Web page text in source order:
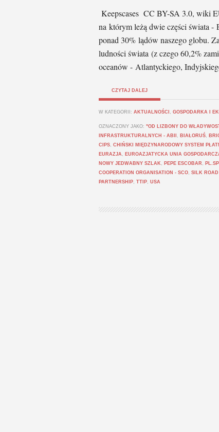
Keepscases CC BY-SA 3.0, wiki
na którym leżą dwie części świata
ponad 30% lądów naszego globu.
ludności świata (z czego 60,2%
oceanów - Atlantyckiego,
CZYTAJ DALEJ
W KATEGORII: AKTUALNOŚCI , GOSPODARKA I
OZNACZONY JAKO: "OD LIZBONY DO
INFRASTRUKTURALNYCH - ABII , BIAŁORUŚ,
CIPS, CHIŃSKI MIĘDZYNARODOWY SYSTEM
EURAZJA , EUROAZJATYCKA UNIA
NOWY JEDWABNY SZLAK , PEPE ESCOBAR ,
COOPERATION ORGANISATION - SCO, SILK
PARTNERSHIP, TTIP, USA